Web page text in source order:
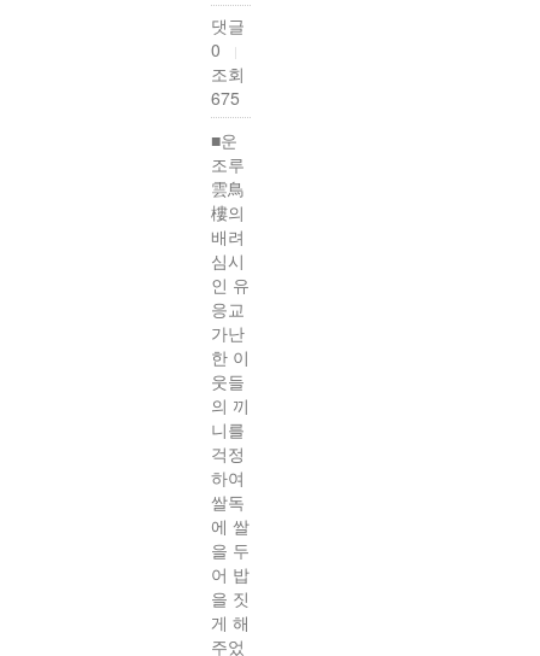
댓글
0
|
조회
675
■운
조루
雲鳥
樓의
배려
심시
인 유
응교
가난
한 이
웃들
의 끼
니를
걱정
하여
쌀독
에 쌀
을 두
어 밥
을 짓
게 해
주었